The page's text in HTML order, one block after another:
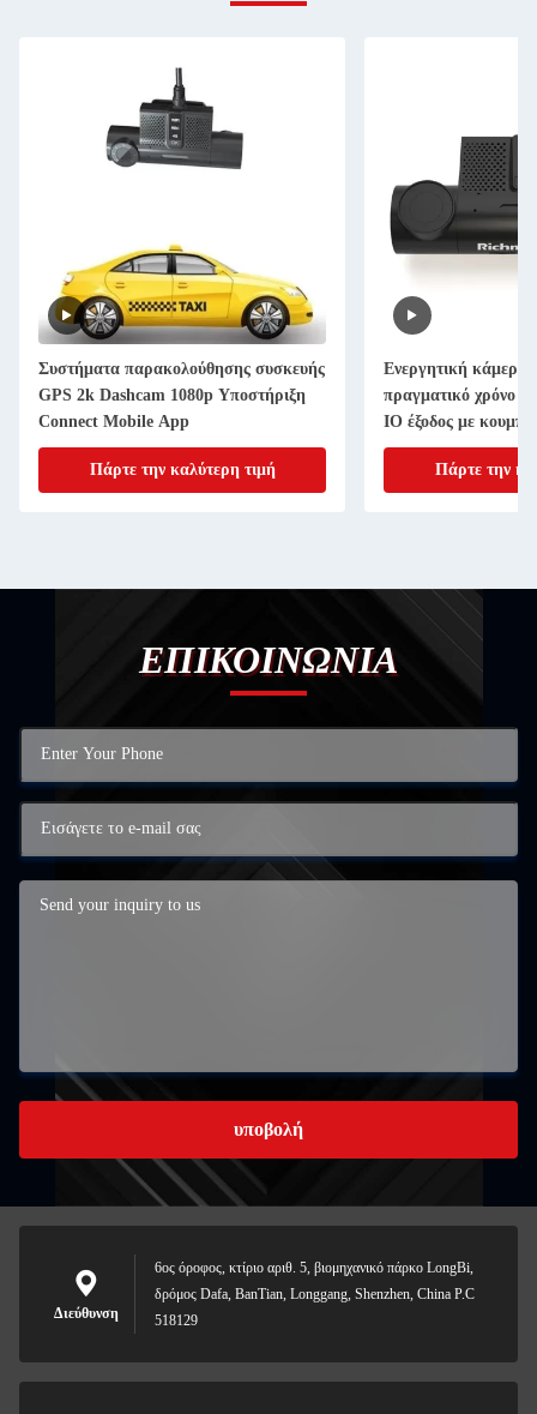
Συστήματα παρακολούθησης συσκευής
GPS 2k Dashcam 1080p Υποστήριξη
Connect Mobile App
Πάρτε την καλύτερη τιμή
Ενεργητική κάμερα
πραγματικό χρόνο
IO έξοδος με κουμπί
Πάρτε την
ΕΠΙΚΟΙΝΩΝΙΑ
υποβολή
Διεύθυνση
6ος όροφος, κτίριο αριθ. 5, βιομηχανικό πάρκο LongBi,
δρόμος Dafa, BanTian, Longgang, Shenzhen, China P.C
518129